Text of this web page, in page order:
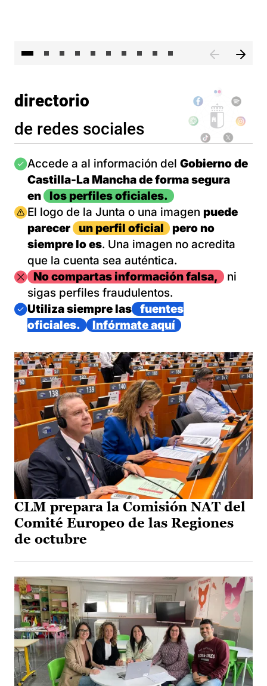
directorio
de redes sociales
Imagen
Accede a al información del Gobierno de
Castilla-La Mancha de forma segura
en
los perfiles oficiales.
Imagen
El logo de la Junta o una imagen puede
parecer
un perfil oficial
pero no
siempre lo es. Una imagen no acredita
que la cuenta sea auténtica.
ImagenNo compartas información falsa,
ni
sigas perfiles fraudulentos.
Imagen
Utiliza siempre las
fuentes
oficiales.
Infórmate aquí
CLM prepara la Comisión NAT del
Comité Europeo de las Regiones
de octubre